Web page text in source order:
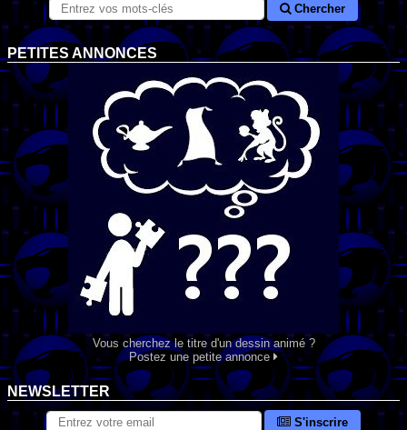
Chercher
PETITES ANNONCES
Vous cherchez le titre d'un dessin animé ?
Postez une petite annonce
NEWSLETTER
S'inscrire